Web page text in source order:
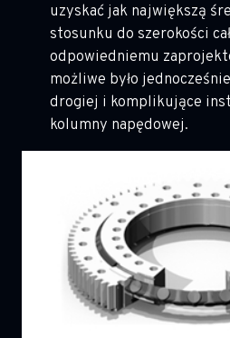
uzyskać jak największą
stosunku do szerokości
odpowiedniemu
możliwe było
drogiej i komplikujące
kolumny napędowej.